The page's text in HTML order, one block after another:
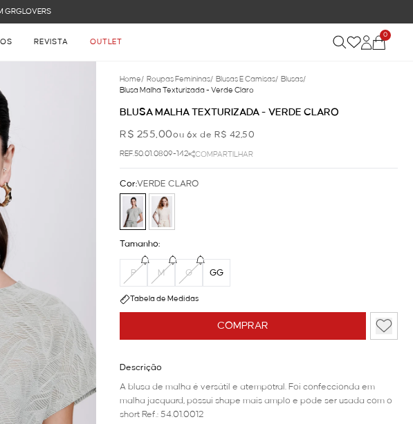
R$ 899
REVISTA OUTLET
0
Home/ Roupas Femininas/ Blusas E Camisas/ Blusas/
Blusa Malha Texturizada - Verde Claro
BLUSA MALHA TEXTURIZADA - VERDE CLARO
R$ 255,00ou 6x de R$ 42,50
REF.50.01.0809-142 COMPARTILHAR
COMPRAR
Cor:VERDE CLARO
Tamanho:
P M G GG
Tabela de Medidas
Descrição
A blusa de malha é versátil e atempotral. Foi confeccionda em
malha jacquard, possui shape mais amplo e pode ser usada com o
short Ref.: 54.01.0012